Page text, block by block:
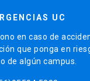
UC
en caso de
que ponga en
de algún campus.